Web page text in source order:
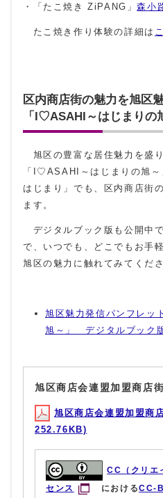
・「たこ焼き ZiPANG」森小
たこ焼き作り体験の詳細は
区内商店街の魅力を旭区
「I♡ASAHI～はじまりの
旭区の豊富な居住魅力を盛
「I♡ASAHI～はじまりの旭
はじまり」でも、区内商店街
ます。
デジタルブック版も公開中
で、いつでも、どこでもお手
旭区の魅力に触れてみてくだ
旭区魅力発信パンフレ
旭～」 デジタルブック
旭区商店会連盟加盟商店
旭区商店会連盟加盟商
252.76KB)
CC（クリエ
センス
におけるCC-